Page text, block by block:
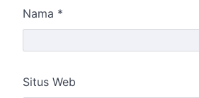
Nama *
Situs Web